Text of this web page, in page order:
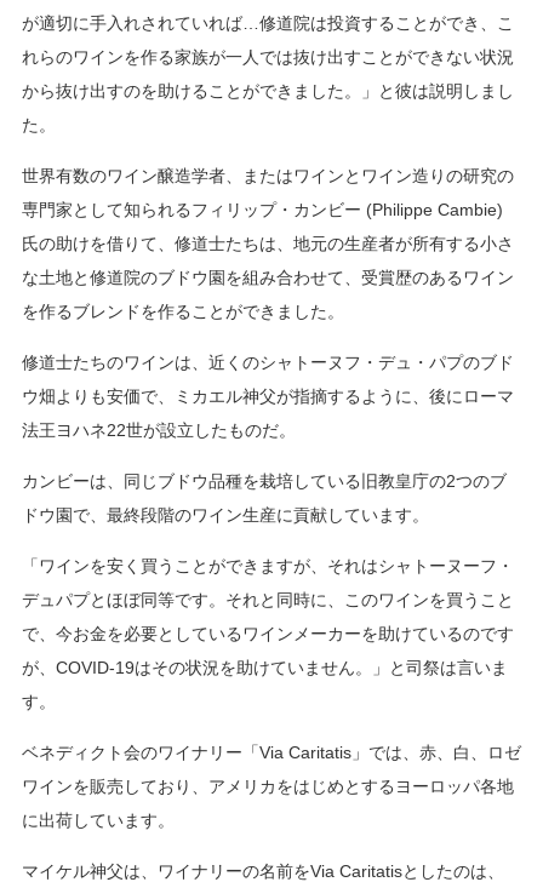
が適切に手入れされていれば…修道院は投資することができ、こ
れらのワインを作る家族が一人では抜け出すことができない状況
から抜け出すのを助けることができました。」と彼は説明しまし
た。
世界有数のワイン醸造学者、またはワインとワイン造りの研究の
専門家として知られるフィリップ・カンビー (Philippe Cambie)
氏の助けを借りて、修道士たちは、地元の生産者が所有する小さ
な土地と修道院のブドウ園を組み合わせて、受賞歴のあるワイン
を作るブレンドを作ることができました。
修道士たちのワインは、近くのシャトーヌフ・デュ・パプのブド
ウ畑よりも安価で、ミカエル神父が指摘するように、後にローマ
法王ヨハネ22世が設立したものだ。
カンビーは、同じブドウ品種を栽培している旧教皇庁の2つのブ
ドウ園で、最終段階のワイン生産に貢献しています。
「ワインを安く買うことができますが、それはシャトーヌーフ・
デュパプとほぼ同等です。それと同時に、このワインを買うこと
で、今お金を必要としているワインメーカーを助けているのです
が、COVID-19はその状況を助けていません。」と司祭は言いま
す。
ベネディクト会のワイナリー「Via Caritatis」では、赤、白、ロゼ
ワインを販売しており、アメリカをはじめとするヨーロッパ各地
に出荷しています。
マイケル神父は、ワイナリーの名前をVia Caritatisとしたのは、